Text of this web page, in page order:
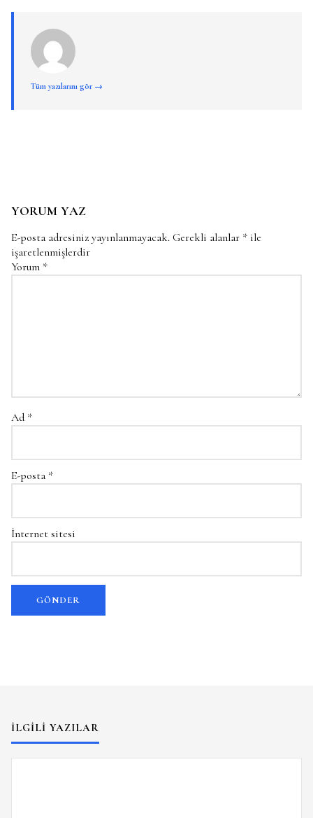
Tüm yazılarını gör →
YORUM YAZ
E-posta adresiniz yayınlanmayacak. Gerekli alanlar * ile
işaretlenmişlerdir
Yorum *
Ad *
E-posta *
İnternet sitesi
İLGILI YAZILAR